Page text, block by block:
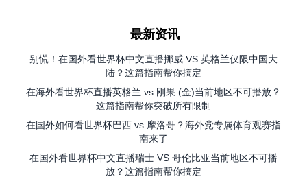
最新资讯
别慌！在国外看世界杯中文直播挪威 VS 英格兰仅限中国大
陆？这篇指南帮你搞定
在海外看世界杯直播英格兰 vs 刚果 (金)当前地区不可播放？
这篇指南帮你突破所有限制
在国外如何看世界杯巴西 vs 摩洛哥？海外党专属体育观赛指
南来了
在国外看世界杯中文直播瑞士 VS 哥伦比亚当前地区不可播
放？这篇指南帮你搞定